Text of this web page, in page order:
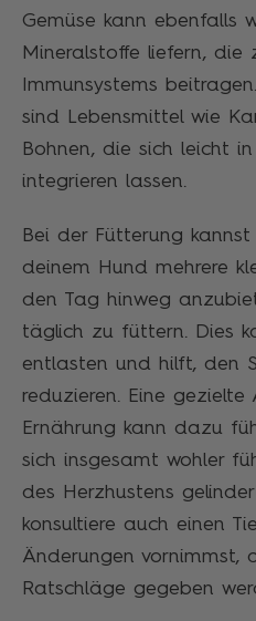
Gemüse kann ebenfalls
Mineralstoffe liefern, die
Immunsystems
sind Lebensmittel wie
Bohnen, die sich leicht
integrieren lassen.
Bei der Fütterung
deinem Hund mehrere
den Tag hinweg
täglich zu füttern. Dies
entlasten und hilft, den
reduzieren. Eine gezielte
Ernährung kann dazu
sich insgesamt wohler
des Herzhustens
konsultiere auch einen
Änderungen vornimmst,
Ratschläge gegeben